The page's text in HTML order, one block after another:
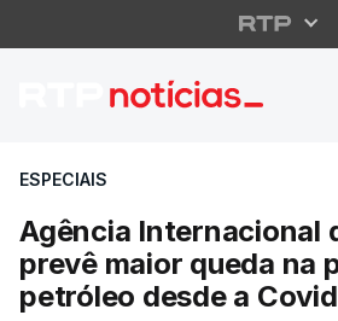
Agência
ESPECIAIS
Agência Internacional
prevê maior queda na
petróleo desde a